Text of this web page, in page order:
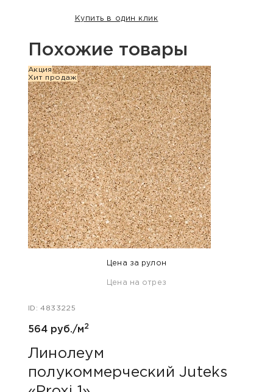
Купить в один клик
Похожие товары
Акция
Хит продаж
Цена за рулон
Цена на отрез
ID: 4833225
564 руб./м2
Линолеум
полукоммерческий Juteks